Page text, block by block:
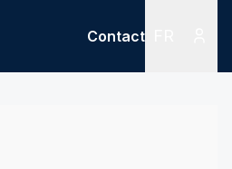
Contact